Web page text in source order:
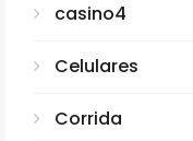
casino4
Celulares
Corrida